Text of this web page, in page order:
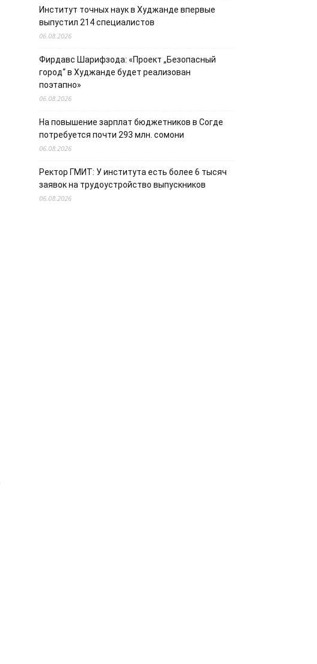
Институт точных наук в Худжанде впервые
выпустил 214 специалистов
06.08.2026
Фирдавс Шарифзода: «Проект „Безопасный
город“ в Худжанде будет реализован
поэтапно»
06.08.2026
На повышение зарплат бюджетников в Согде
потребуется почти 293 млн. сомони
06.08.2026
Ректор ГМИТ: У института есть более 6 тысяч
заявок на трудоустройство выпускников
06.08.2026